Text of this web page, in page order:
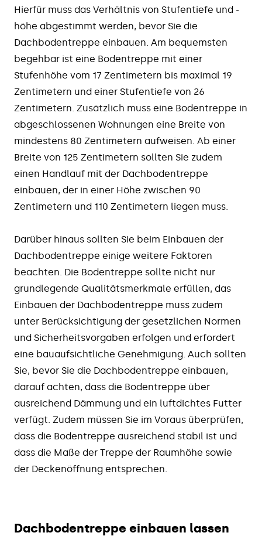
Hierfür muss das Verhältnis von Stufentiefe und -
höhe abgestimmt werden, bevor Sie die
Dachbodentreppe einbauen. Am bequemsten
begehbar ist eine Bodentreppe mit einer
Stufenhöhe vom 17 Zentimetern bis maximal 19
Zentimetern und einer Stufentiefe von 26
Zentimetern. Zusätzlich muss eine Bodentreppe in
abgeschlossenen Wohnungen eine Breite von
mindestens 80 Zentimetern aufweisen. Ab einer
Breite von 125 Zentimetern sollten Sie zudem
einen Handlauf mit der Dachbodentreppe
einbauen, der in einer Höhe zwischen 90
Zentimetern und 110 Zentimetern liegen muss.
Darüber hinaus sollten Sie beim Einbauen der
Dachbodentreppe einige weitere Faktoren
beachten. Die Bodentreppe sollte nicht nur
grundlegende Qualitätsmerkmale erfüllen, das
Einbauen der Dachbodentreppe muss zudem
unter Berücksichtigung der gesetzlichen Normen
und Sicherheitsvorgaben erfolgen und erfordert
eine bauaufsichtliche Genehmigung. Auch sollten
Sie, bevor Sie die Dachbodentreppe einbauen,
darauf achten, dass die Bodentreppe über
ausreichend Dämmung und ein luftdichtes Futter
verfügt. Zudem müssen Sie im Voraus überprüfen,
dass die Bodentreppe ausreichend stabil ist und
dass die Maße der Treppe der Raumhöhe sowie
der Deckenöffnung entsprechen.
Dachbodentreppe einbauen lassen